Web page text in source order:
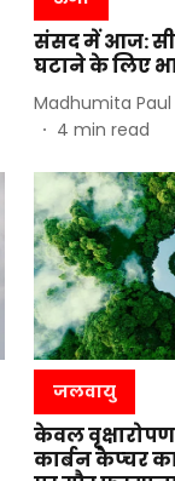
संसद में आज:
घटाने के लिए
Madhumita Paul
4 min read
जलवायु
केवल
कार्बन कैप्चर